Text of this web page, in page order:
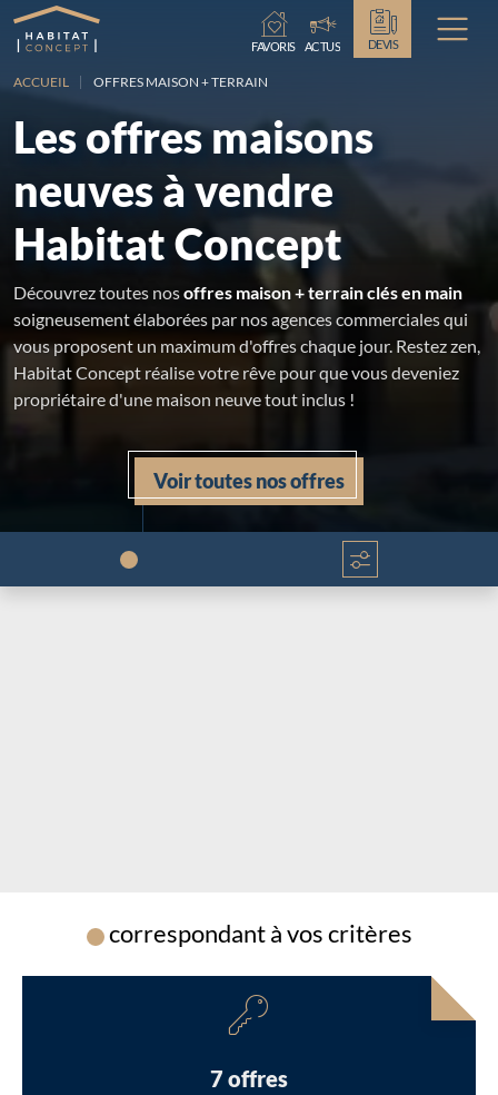
FAVORIS ACTUS DEVIS
ACCUEIL OFFRES MAISON + TERRAIN
Les offres maisons
neuves à vendre
Habitat Concept
Découvrez toutes nosoffres maison + terrain clés en main
soigneusement élaborées par nos agences commerciales qui
vous proposent un maximum d'offres chaque jour. Restez zen,
Habitat Concept réalise votre rêve pour que vous deveniez
propriétaire d'une maison neuve tout inclus !
Voir toutes nos offres
Chargement...
Chargement...
correspondant à vos critères
7 offres